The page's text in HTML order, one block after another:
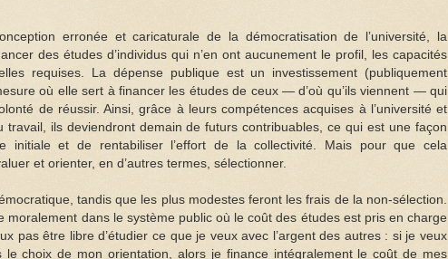
erronée et caricaturale de la démocratisation de l’université, la
des études d’individus qui n’en ont aucunement le profil, les capacités
requises. La dépense publique est un investissement (publiquement
où elle sert à financer les études de ceux — d’où qu’ils viennent — qui
de réussir. Ainsi, grâce à leurs compétences acquises à l’université et
travail, ils deviendront demain de futurs contribuables, ce qui est une façon
initiale et de rentabiliser l’effort de la collectivité. Mais pour que cela
et orienter, en d’autres termes, sélectionner.
tandis que les plus modestes feront les frais de la non-sélection.
moralement dans le système public où le coût des études est pris en charge
pas être libre d’étudier ce que je veux avec l’argent des autres : si je veux
le choix de mon orientation, alors je finance intégralement le coût de mes